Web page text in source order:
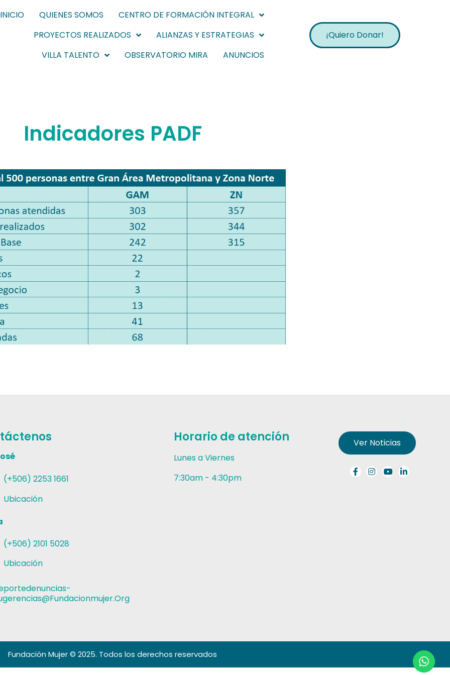
INICIO QUIENES SOMOS
CENTRO DE FORMACIÓN INTEGRAL
PROYECTOS REALIZADOS
ALIANZAS Y ESTRATEGIAS
VILLA TALENTO
OBSERVATORIO MIRA ANUNCIOS
¡Quiero Donar!
Indicadores PADF
(+506) 2253 1661
Ubicación
(+506) 2101 5028
Ubicación
Horario de atención
Lunes a Viernes
7:30am - 4:30pm
Ver Noticias
Fundación Mujer© 2025. Todos los derechos reservados